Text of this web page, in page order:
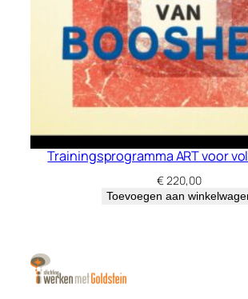
Trainingsprogramma ART voor
€220,00
Toevoegen aan